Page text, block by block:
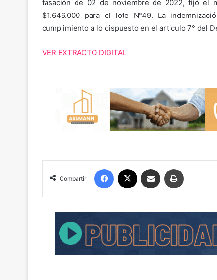
tasación de 02 de noviembre de 2022, fijó el
$1.646.000 para el lote N°49. La
cumplimiento a lo dispuesto en el artículo 7° del
VER EXTRACTO DIGITAL
Compartir